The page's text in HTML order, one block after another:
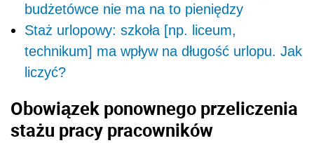
budżetówce nie ma na to pieniędzy
Staż urlopowy: szkoła [np. liceum,
technikum] ma wpływ na długość urlopu. Jak
liczyć?
Obowiązek ponownego przeliczenia
stażu pracy pracowników